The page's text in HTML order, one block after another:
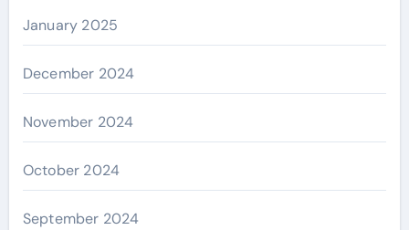
January 2025
December 2024
November 2024
October 2024
September 2024